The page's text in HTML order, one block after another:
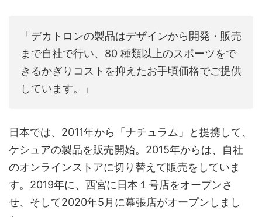
「デカトロンの製品はデザインから開発・販売
まで自社で行い、80 種類以上のスポーツをで
きるかぎりコストを抑えたお手頃価格でご提供
しています。」
日本では、2011年から「ナチュラム」と提携して、
ケシュアの製品を販売開始。2015年からは、自社
のオンラインストアに切り替えて販売をしていま
す。2019年に、西宮に日本１号店をオープンさ
せ、そして2020年5月に幕張店がオープンしまし